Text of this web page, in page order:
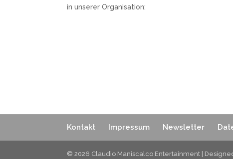
in unserer Organisation:
Kontakt Impressum Newsletter
© 2026 Claudio Maniscalco Entertainment |